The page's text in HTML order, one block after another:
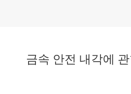
금속 안전 내각에